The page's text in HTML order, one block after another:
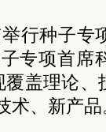
行种子专
专项首席
盖理论
术、新产品